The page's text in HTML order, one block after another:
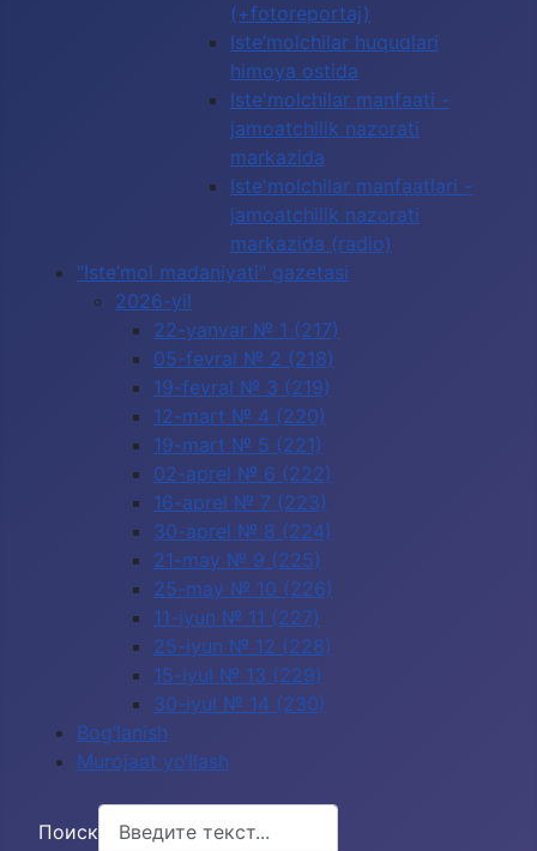
(+fotoreportaj)
Iste’molchilar huquqlari
himoya ostida
Iste'molchilar manfaati -
jamoatchilik nazorati
markazida
Iste'molchilar manfaatlari -
jamoatchilik nazorati
markazida (radio)
"Iste’mol madaniyati" gazetasi
2026-yil
22-yanvar № 1 (217)
05-fevral № 2 (218)
19-fevral № 3 (219)
12-mart № 4 (220)
19-mart № 5 (221)
02-aprel № 6 (222)
16-aprel № 7 (223)
30-aprel № 8 (224)
21-may № 9 (225)
25-may № 10 (226)
11-iyun № 11 (227)
25-iyun № 12 (228)
15-iyul № 13 (229)
30-iyul № 14 (230)
Bog‘lanish
Murojaat yo‘llash
Поиск